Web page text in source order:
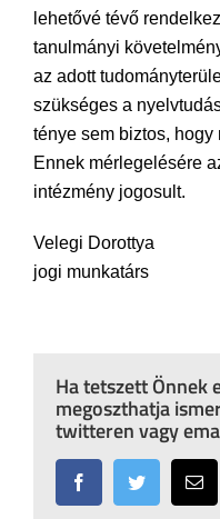
lehetővé tévő
tanulmányi
az adott
szükséges a
ténye sem biztos,
Ennek mérlegelésére
intézmény jogosult.
Velegi Dorottya
jogi munkatárs
Ha tetszett Önnek
megoszthatja
twitteren vagy
FacebookTwitter